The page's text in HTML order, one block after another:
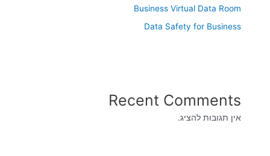
Business Virtual Data Room
Data Safety for Business
Recent Comments
אין תגובות להציג.